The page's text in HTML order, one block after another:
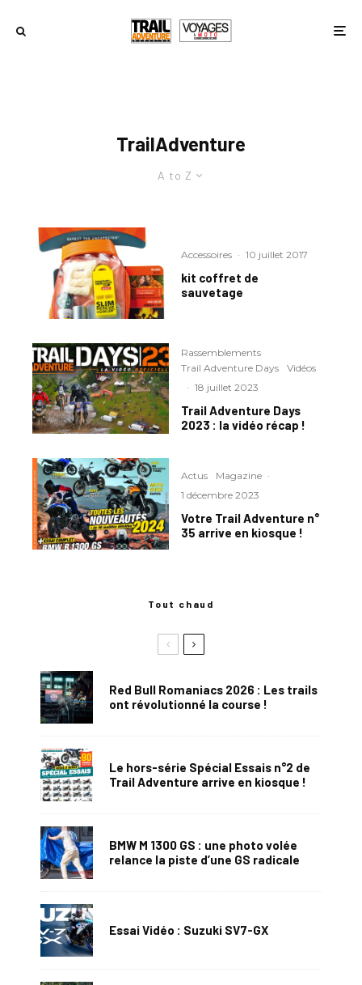
TrailAdventure
A to Z
Accessoires · 10 juillet 2017
kit coffret de
sauvetage
Rassemblements
Trail Adventure Days
Vidéos
· 18 juillet 2023
Trail Adventure Days
2023 : la vidéo récap !
Actus Magazine ·
1 décembre 2023
Votre Trail Adventure n°
35 arrive en kiosque !
Tout chaud
Red Bull Romaniacs 2026 : Les trails
ont révolutionné la course !
Le hors-série Spécial Essais n°2 de
Trail Adventure arrive en kiosque !
BMW M 1300 GS : une photo volée
relance la piste d’une GS radicale
Essai Vidéo : Suzuki SV7-GX